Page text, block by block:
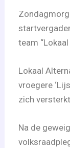
team
Lokaal
vroegere
zich
Na de